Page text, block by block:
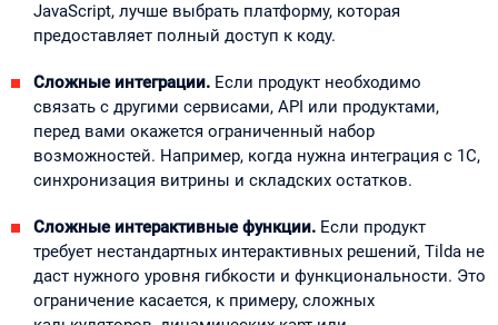
JavaScript, лучше выбрать платформу, которая
предоставляет полный доступ к коду.
Сложные интеграции. Если продукт необходимо
связать с другими сервисами, API или продуктами,
перед вами окажется ограниченный набор
возможностей. Например, когда нужна интеграция с 1С,
синхронизация витрины и складских остатков.
Сложные интерактивные функции. Если продукт
требует нестандартных интерактивных решений, Tilda не
даст нужного уровня гибкости и функциональности. Это
ограничение касается, к примеру, сложных